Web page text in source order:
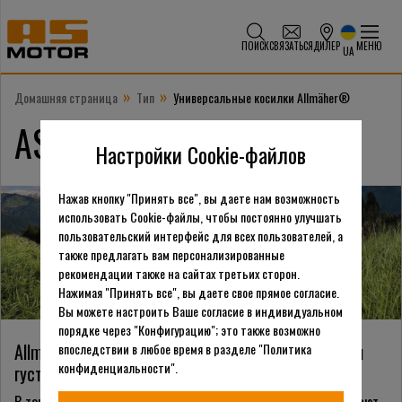
ПОИСКСВЯЗАТЬСЯДИЛЕР UA МЕНЮ
Домашняя страница » Тип » Универсальные косилки Allmäher®
AS-Motor Allmähers®
Allmäher®– косилки для лугов, крутых склонов и
густой поросли
Настройки Cookie-файлов
Нажав кнопку "Принять все", вы даете нам возможность
использовать Cookie-файлы, чтобы постоянно улучшать
пользовательский интерфейс для всех пользователей, а
также предлагать вам персонализированные
рекомендации также на сайтах третьих сторон.
Нажимая "Принять все", вы даете свое прямое согласие.
Вы можете настроить Ваше согласие в индивидуальном
порядке через "Конфигурацию"; это также возможно
впоследствии в любое время в разделе "Политика
конфиденциальности".